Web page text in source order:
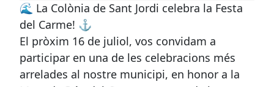
🌊 La Colònia de Sant Jordi celebra la Festa
del Carme! ⚓
El pròxim 16 de juliol, vos convidam a
participar en una de les celebracions més
arrelades al nostre municipi, en honor a la